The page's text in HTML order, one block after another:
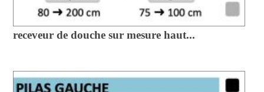
receveur de douche sur mesure haut...